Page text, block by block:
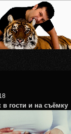
в гости и на съёмку